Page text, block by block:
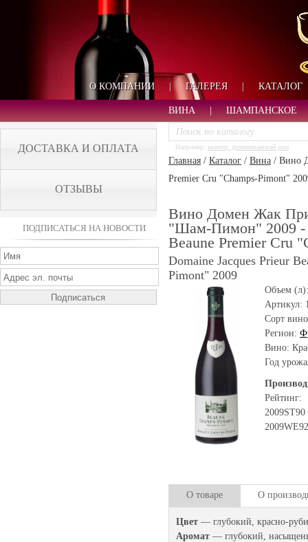
О КОМПАНИИ | ГАЛЕРЕЯ | КАТАЛОГ
ВИНА ШАМПАНСКОЕ
ДОСТАВКА И ОПЛАТА
ОТЗЫВЫ
ПОДПИСАТЬСЯ НА НОВОСТИ
Например: кьянти, доминиканский ром
Главная / Каталог / Вина / Вино
Premier Cru "Champs-Pimont"
Вино Домен Жак
"Шам-Пимон" 2009 -
Beaune Premier Cru
Domaine Jacques Prieur
Pimont" 2009
Объем
Артикул:
Сорт
Регион:
Вино:
Год
Рейтинг:
2009ST90
2009WЕ92
О товаре О
Цвет — глубокий, красно-
Аромат — глубокий,